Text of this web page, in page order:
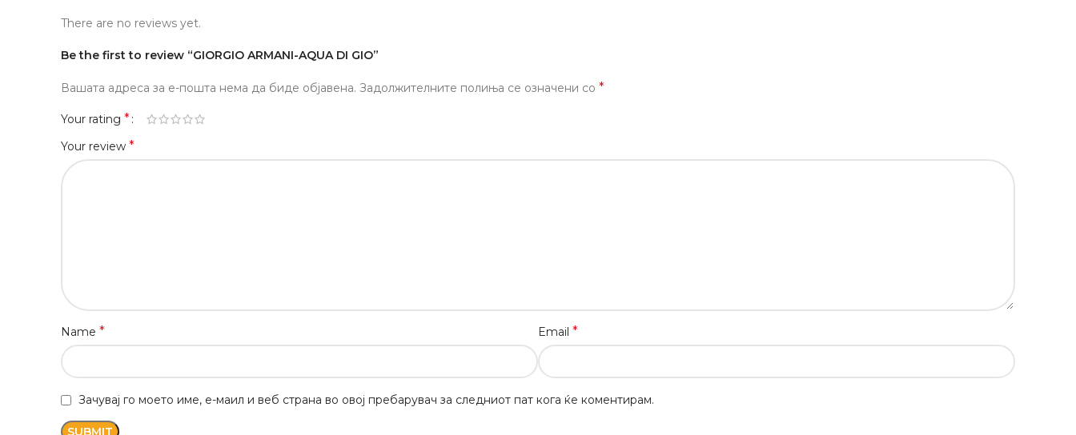
There are no reviews yet.
Be the first to review “GIORGIO ARMANI-AQUA DI GIO”
Вашата адреса за е-пошта нема да биде објавена. Задолжителните полиња се означени со *
Your rating *
Your review *
Name * Email *
Зачувај го моето име, е-маил и веб страна во овој пребарувач за следниот пат кога ќе коментирам.